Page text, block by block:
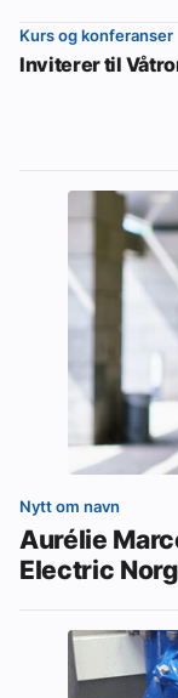
Kurs og konferanser
Inviterer til
Nytt om navn
Aurélie
Electric